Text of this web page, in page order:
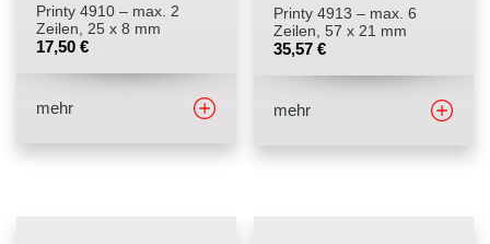
Printy 4910 – max. 2
Zeilen, 25 x 8 mm
17,50 €
mehr
Printy 4913 – max. 6
Zeilen, 57 x 21 mm
35,57€
mehr